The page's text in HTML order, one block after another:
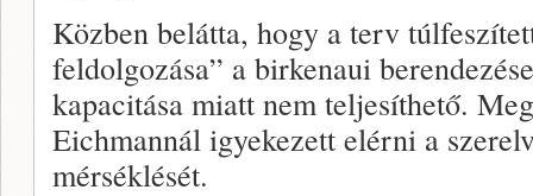
Közben belátta, hogy a terv
feldolgozása” a birkenaui
kapacitása miatt nem teljesíthető.
Eichmannál igyekezett elérni a
mérséklését.